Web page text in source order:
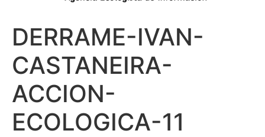
DERRAME-IVAN-
CASTANEIRA-
ACCION-
ECOLOGICA-11